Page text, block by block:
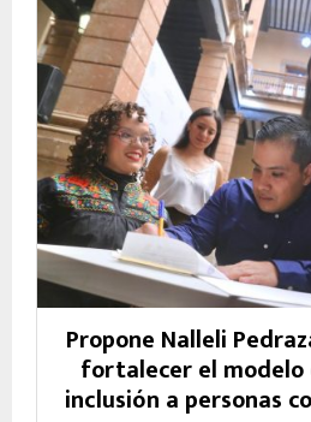
Propone Nalleli
fortalecer el
inclusión a personas